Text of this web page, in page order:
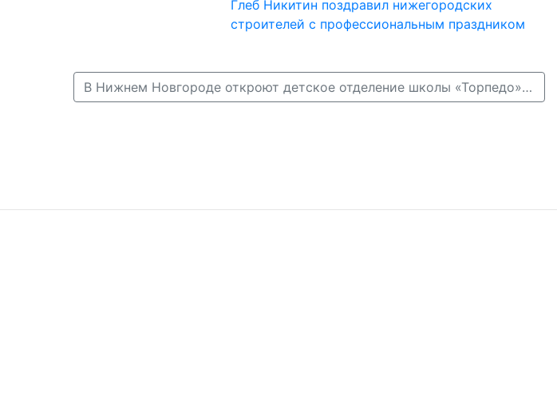
Глеб Никитин поздравил нижегородских
строителей с профессиональным праздником
В Нижнем Новгороде откроют детское отделение школы «Торпедо» во дворце «Нагорный» →